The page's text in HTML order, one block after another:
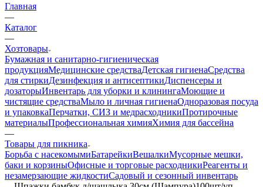
Главная
—
Каталог
—
Хозтовары
Бумажная и санитарно-гигиеническая
продукцияМедицинские средстваДетская гигиенаСредства
для стиркиДезинфекция и антисептикиДиспенсеры и
дозаторыИнвентарь для уборки и клинингаМоющие и
чистящие средстваМыло и личная гигиенаОдноразовая посуда
и упаковкаПерчатки, СИЗ и медрасходникиПротирочные
материалыПрофессиональная химияХимия для бассейна
—
Товары для пикника
Борьба с насекомымиБатарейкиВешалкиМусорные мешки,
баки и корзиныОфисные и торговые расходникиРеагенты и
незамерзающие жидкостиСадовый и сезонный инвентарь